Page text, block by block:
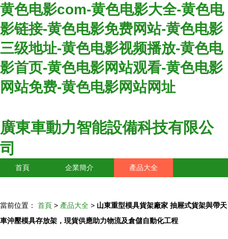
黄色电影com-黄色电影大全-黄色电
影链接-黄色电影免费网站-黄色电影
三级地址-黄色电影视频播放-黄色电
影首页-黄色电影网站观看-黄色电影
网站免费-黄色电影网站网址
廣東車動力智能設備科技有限公
司
首頁 企業簡介 產品大全
當前位置： 首頁 > 產品大全 > 山東重型模具貨架廠家 抽屜式貨架與帶天
車沖壓模具存放架，現貨供應助力物流及倉儲自動化工程